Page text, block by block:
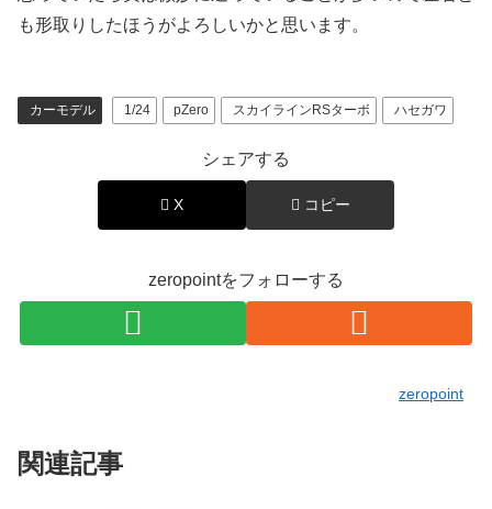
も形取りしたほうがよろしいかと思います。
カーモデル 1/24 pZero スカイラインRSターボ ハセガワ
シェアする
X コピー
zeropointをフォローする
zeropoint
関連記事